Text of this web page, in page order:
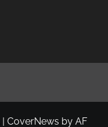
CoverNews by AF